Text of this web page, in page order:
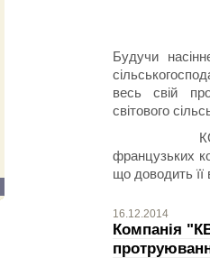
Будучи
весь свій
світового
КОССАД
французьких
що доводить її
16.12.2014
Компанія